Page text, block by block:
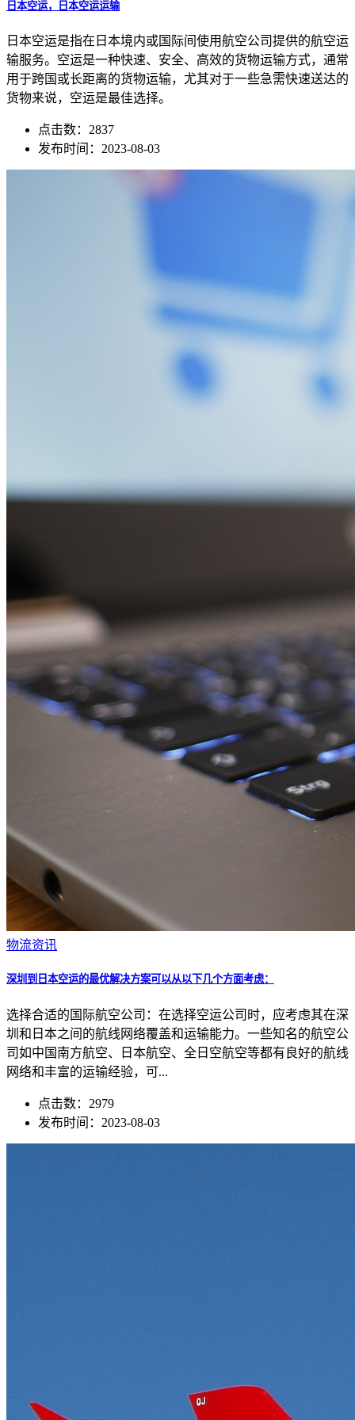
日本空运，日本空运运输
日本空运是指在日本境内或国际间使用航空公司提供的航空运
输服务。空运是一种快速、安全、高效的货物运输方式，通常
用于跨国或长距离的货物运输，尤其对于一些急需快速送达的
货物来说，空运是最佳选择。
点击数：2837
发布时间：2023-08-03
物流资讯
深圳到日本空运的最优解决方案可以从以下几个方面考虑：
选择合适的国际航空公司：在选择空运公司时，应考虑其在深
圳和日本之间的航线网络覆盖和运输能力。一些知名的航空公
司如中国南方航空、日本航空、全日空航空等都有良好的航线
网络和丰富的运输经验，可...
点击数：2979
发布时间：2023-08-03